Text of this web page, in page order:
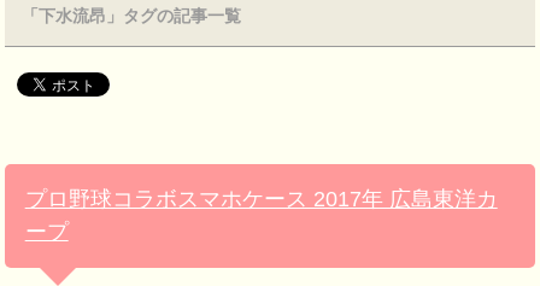
「下水流昂」タグの記事一覧
プロ野球コラボスマホケース 2017年 広島東洋カ
ープ